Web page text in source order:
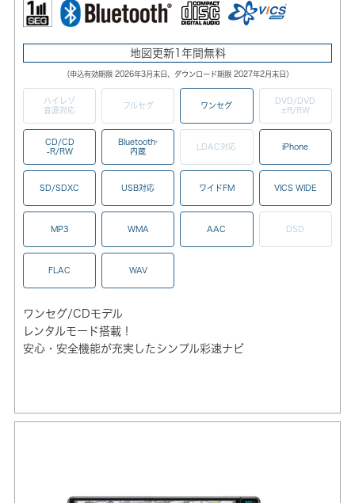
地図更新1年間無料
（申込有効期限 2026年3月末日、ダウンロード期限 2027年2月末日）
ハイレゾ
音源対応
フルセグ ワンセグ
DVD/DVD
±R/RW
CD/CD
-R/RW
Bluetooth®
内蔵
LDAC対応 iPhone
SD/SDXC USB対応 ワイドFM VICS WIDE
MP3 WMA AAC DSD
FLAC WAV
ワンセグ/CDモデル
レンタルモード搭載！
安心・安全機能が充実したシンプル彩速ナビ